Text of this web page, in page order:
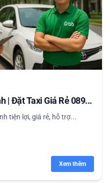
| Đặt Taxi Giá Rẻ 089...
tiện lợi, giá rẻ, hỗ trợ...
Xem thêm